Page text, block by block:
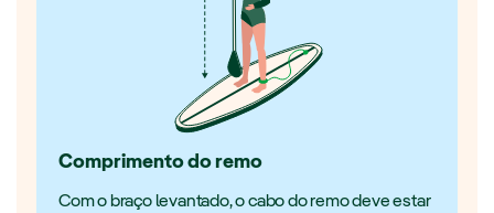
Comprimento do remo
Com o braço levantado, o cabo do remo deve estar